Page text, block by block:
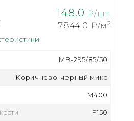
148.0 ₽/шт.
7844.0 ₽/м2
MB-295/85/50
Коричнево-черный микс
M400
F150